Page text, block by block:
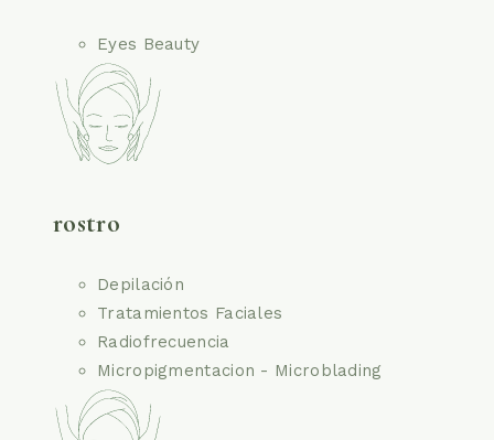
Eyes Beauty
rostro
Depilación
Tratamientos Faciales
Radiofrecuencia
Micropigmentacion - Microblading